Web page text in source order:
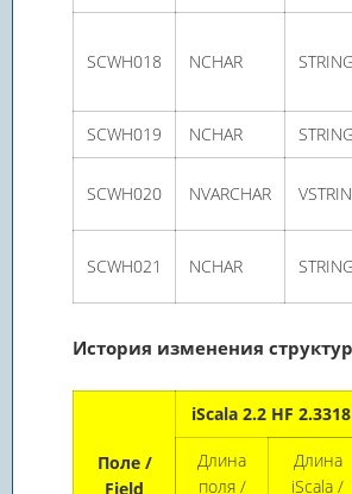
SCWH018 NCHAR STRING
SCWH019 NCHAR STRING
SCWH020 NVARCHAR
SCWH021 NCHAR STRING
История изменения
Поле /
Field
iScala 2.2 HF 2.3318
Длина
поля /
Длина
iScala /